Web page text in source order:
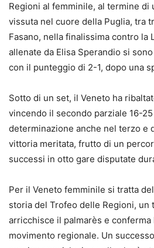
Regioni al femminile, al termine di
vissuta nel cuore della Puglia, tra
Fasano, nella finalissima contro la
allenate da Elisa Sperandio si
con il punteggio di 2-1, dopo una
Sotto di un set, il Veneto ha
vincendo il secondo parziale 16-
determinazione anche nel terzo e
vittoria meritata, frutto di un
successi in otto gare disputate
Per il Veneto femminile si tratta
storia del Trofeo delle Regioni, un
arricchisce il palmarès e conferma
movimento regionale. Un